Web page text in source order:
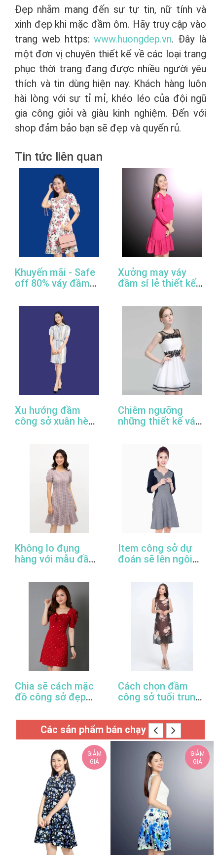
Đẹp nhằm mang đến sự tự tin, nữ tính và
xinh đẹp khi mặc đầm ôm. Hãy truy cập vào
trang web https:www.huongdep.vn. Đây là
một đơn vị chuyên thiết kế về các loại trang
phục thời trang đang được nhiều người yêu
thích và tin dùng hiện nay. Khách hàng luôn
hài lòng với sự tỉ mỉ, khéo léo của đội ngũ
gia công giỏi và giàu kinh nghiệm. Đến với
shop đảm bảo bạn sẽ đẹp và quyến rủ.
Tin tức liên quan
Khuyến mãi - Safe
off 80% váy đầm
đẹp
Xưởng may váy
đầm sỉ lẻ thiết kế
cấp, uy tín
Xu hướng đầm
công sở xuân hè
Chiêm ngưỡng
những thiết kế váy
Không lo đụng
hàng với mẫu đầm
thanh lịch
Item công sở dự
đoán sẽ lên ngôi
Chia sẽ cách mặc
đồ công sở đẹp
này
Cách chọn đầm
công sở tuổi trung
Các sản phẩm bán chạy
GIẢM
GIÁ
GIẢM
GIÁ